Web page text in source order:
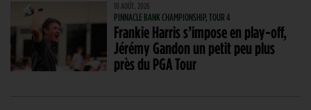
10 AOÛT. 2026
PINNACLE BANK CHAMPIONSHIP, TOUR 4
Frankie Harris s’impose en play-off,
Jérémy Gandon un petit peu plus
près du PGA Tour